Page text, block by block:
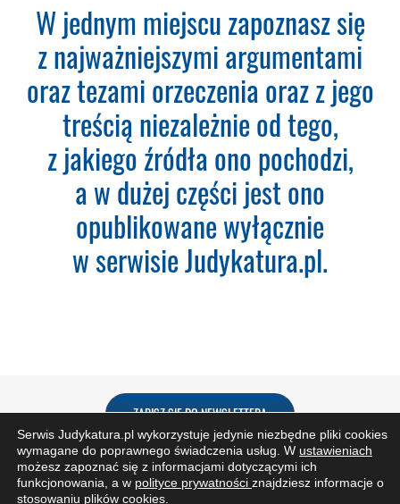
Aktualności Plus 360
Wyszukiwarka 360
Wyszukiwarka Plus 360 dni
Adres e-mail:
Nazwa Firmy:
NIP:
Kod Pocztowy:
Miasto:
W jednym miejscu zapoznasz się
z najważniejszymi argumentami
oraz tezami orzeczenia oraz z jego
treścią niezależnie od tego,
z jakiego źródła ono pochodzi,
a w dużej części jest ono
opublikowane wyłącznie
w serwisie Judykatura.pl.
ZAPISZ SIĘ DO NEWSLETTERA
Serwis Judykatura.pl wykorzystuje jedynie niezbędne pliki cookies
wymagane do poprawnego świadczenia usług. W ustawieniach
możesz zapoznać się z informacjami dotyczącymi ich
funkcjonowania, a w polityce prywatności znajdziesz informacje o
stosowaniu plików cookies.